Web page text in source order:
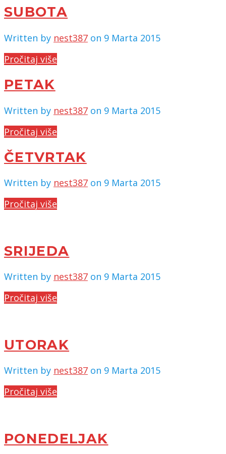
SUBOTA
Written by nest387 on 9 Marta 2015
Pročitaj više
PETAK
Written by nest387 on 9 Marta 2015
Pročitaj više
ČETVRTAK
Written by nest387 on 9 Marta 2015
Pročitaj više
SRIJEDA
Written by nest387 on 9 Marta 2015
Pročitaj više
UTORAK
Written by nest387 on 9 Marta 2015
Pročitaj više
PONEDELJAK